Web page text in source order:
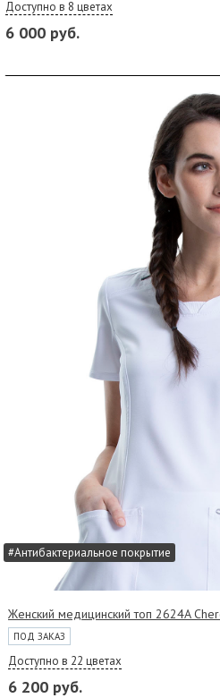
Доступно в 8 цветах
6 000 руб.
#Антибактериальное покрытие
Женский медицинский топ 2624A
ПОД ЗАКАЗ
Доступно в 22 цветах
6 200 руб.